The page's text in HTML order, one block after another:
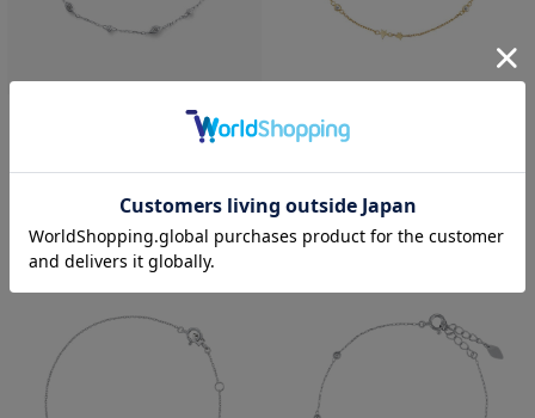
「星の王子さま」コレクション
ト
¥99,000税込